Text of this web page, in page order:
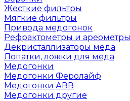
Жесткие фильтры
Мягкие фильтры
Привода медогонок
Рефрактометры и ареометры
Декристаллизаторы меда
Лопатки, ложки для меда
Медогонки
Медогонки Феролайф
Медогонки АВВ
Медогонки другие